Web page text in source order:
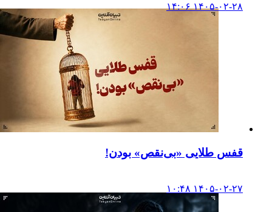
۱۴۰۵-۰۲-۲۸ ۱۴:۰۶
قفس طلایی «بی‌نقص» بودن!
۱۴۰۵-۰۲-۲۷ ۱۰:۴۸